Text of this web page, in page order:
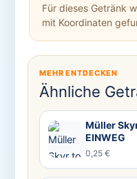
Für dieses Getränk
mit Koordinaten
MEHR ENTDECKEN
Ähnliche
Müller
EINWEG
0,25 €